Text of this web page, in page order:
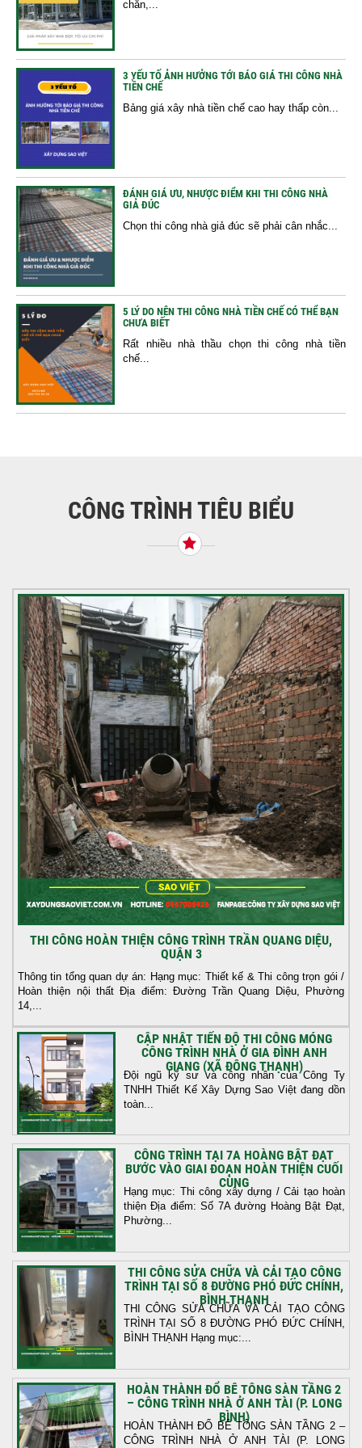
chắn,...
3 YẾU TỐ ẢNH HƯỞNG TỚI BÁO GIÁ THI CÔNG NHÀ
TIỀN CHẾ
Bảng giá xây nhà tiền chế cao hay thấp còn...
ĐÁNH GIÁ ƯU, NHƯỢC ĐIỂM KHI THI CÔNG NHÀ
GIẢ ĐÚC
Chọn thi công nhà giả đúc sẽ phải cân nhắc...
5 LÝ DO NÊN THI CÔNG NHÀ TIỀN CHẾ CÓ THỂ BẠN
CHƯA BIẾT
Rất nhiều nhà thầu chọn thi công nhà tiền
chế...
CÔNG TRÌNH TIÊU BIỂU
THI CÔNG HOÀN THIỆN CÔNG TRÌNH TRẦN QUANG DIỆU,
QUẬN 3
Thông tin tổng quan dự án: Hạng mục: Thiết kế & Thi công trọn gói /
Hoàn thiện nội thất Địa điểm: Đường Trần Quang Diệu, Phường
14,...
CẬP NHẬT TIẾN ĐỘ THI CÔNG MÓNG
CÔNG TRÌNH NHÀ Ở GIA ĐÌNH ANH
GIANG (XÃ ĐÔNG THẠNH)
Đội ngũ kỹ sư và công nhân của Công Ty
TNHH Thiết Kế Xây Dựng Sao Việt đang dồn
toàn...
CÔNG TRÌNH TẠI 7A HOÀNG BẬT ĐẠT
BƯỚC VÀO GIAI ĐOẠN HOÀN THIỆN CUỐI
CÙNG
Hạng mục: Thi công xây dựng / Cải tạo hoàn
thiện Địa điểm: Số 7A đường Hoàng Bật Đạt,
Phường...
THI CÔNG SỬA CHỮA VÀ CẢI TẠO CÔNG
TRÌNH TẠI SỐ 8 ĐƯỜNG PHÓ ĐỨC CHÍNH,
BÌNH THẠNH
THI CÔNG SỬA CHỮA VÀ CẢI TẠO CÔNG
TRÌNH TẠI SỐ 8 ĐƯỜNG PHÓ ĐỨC CHÍNH,
BÌNH THẠNH Hạng mục:...
HOÀN THÀNH ĐỔ BÊ TÔNG SÀN TẦNG 2
– CÔNG TRÌNH NHÀ Ở ANH TÀI (P. LONG
BÌNH)
HOÀN THÀNH ĐỔ BÊ TÔNG SÀN TẦNG 2 –
CÔNG TRÌNH NHÀ Ở ANH TÀI (P. LONG